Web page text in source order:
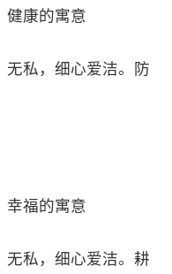
健康的寓意
无私，细心爱洁。防
幸福的寓意
无私，细心爱洁。耕